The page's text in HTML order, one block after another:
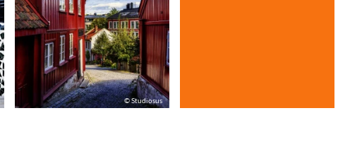
© Studiosus